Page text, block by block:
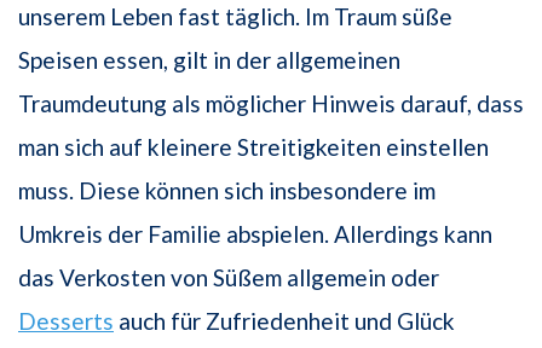
unserem Leben fast täglich. Im Traum süße
Speisen essen, gilt in der allgemeinen
Traumdeutung als möglicher Hinweis darauf, dass
man sich auf kleinere Streitigkeiten einstellen
muss. Diese können sich insbesondere im
Umkreis der Familie abspielen. Allerdings kann
das Verkosten von Süßem allgemein oder
Desserts auch für Zufriedenheit und Glück